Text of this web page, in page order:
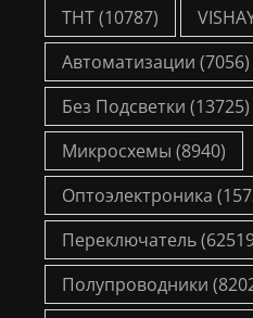
THT(10787)
Автоматизации (7056)
Без Подсветки (13725)
Микросхемы (8940)
Оптоэлектроника
Переключатель
Полупроводники